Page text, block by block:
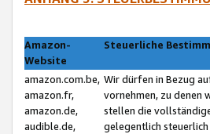
Amazon-
Website
Steuerliche
amazon.com.be,
amazon.fr,
amazon.de,
audible.de,
Wir dürfen in Bezug
vornehmen, zu denen
stellen die
gelegentlich